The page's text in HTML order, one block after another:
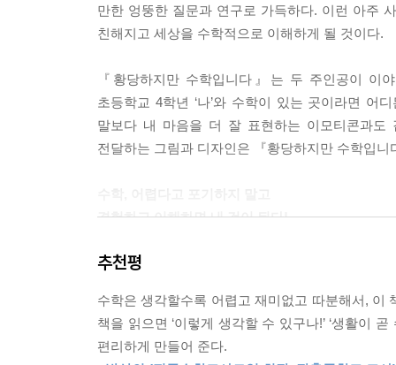
만한 엉뚱한 질문과 연구로 가득하다. 이런 아주
친해지고 세상을 수학적으로 이해하게 될 것이다.
『황당하지만 수학입니다』는 두 주인공이 이
초등학교 4학년 ‘나’와 수학이 있는 곳이라면 어
말보다 내 마음을 더 잘 표현하는 이모티콘과
전달하는 그림과 디자인은 『황당하지만 수학입
경험하고 이해하면 내 것이 된다!
『황당하지만 수학입니다』에서 다루는 내용은
출발한 『황당하지만 수학입니다』시리즈는 수
1. 수학은 어디에나 있다!
추천평
수학은 생각할수록 어렵고 재미없고 따분해서, 이
책을 읽으면 ‘이렇게 생각할 수 있구나!’ ‘생활이
편리하게 만들어 준다.